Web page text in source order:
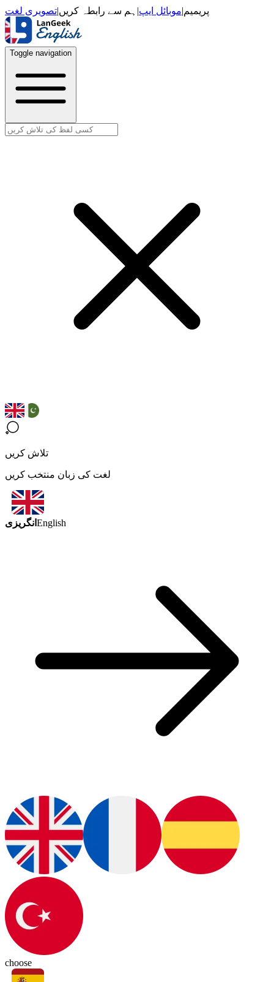
پریمیم|موبائل ایپ| ہم سے رابطہ کریں|تصویری لغت
Toggle navigation
تلاش کریں
لغت کی زبان منتخب کریں
انگریزی English
choose